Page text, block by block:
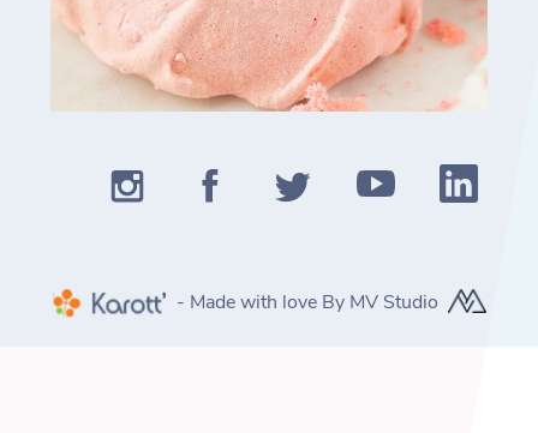
- Made with love By MV Studio